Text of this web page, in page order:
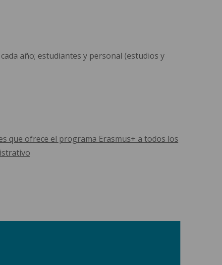
año; estudiantes y personal (estudios y
que ofrece el programa Erasmus+ a todos los